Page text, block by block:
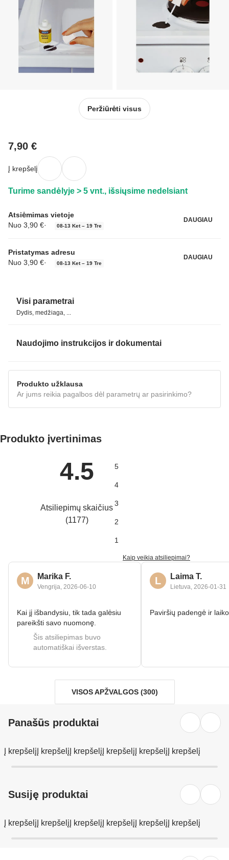
Peržiūrėti visus
7,90 €
Į krepšelį
Turime sandėlyje > 5 vnt., išsiųsime nedelsiant
Atsiėmimas vietoje
Nuo 3,90 €· 08‑13 Ket – 19 Tre
DAUGIAU
Pristatymas adresu
Nuo 3,90 €· 08‑13 Ket – 19 Tre
DAUGIAU
Visi parametrai
Dydis, medžiaga, ...
Naudojimo instrukcijos ir dokumentai
Produkto užklausa
Ar jums reikia pagalbos dėl parametrų ar pasirinkimo?
Produkto įvertinimas
4.5
Atsiliepimų skaičius
(1177)
5
4
3
2
1
Kaip veikia atsiliepimai?
M Marika F.
Vengrija, 2026‑06‑10
Kai jį išbandysiu, tik tada galėsiu
pareikšti savo nuomonę.
Šis atsiliepimas buvo
automatiškai išverstas.
L Laima T.
Lietuva, 2026‑01‑31
Paviršių padengė ir
VISOS APŽVALGOS(300)
Panašūs produktai
Į krepšelįĮ krepšelįĮ krepšelįĮ krepšelįĮ krepšelįĮ krepšelį
Susiję produktai
Į krepšelįĮ krepšelįĮ krepšelįĮ krepšelįĮ krepšelįĮ krepšelį